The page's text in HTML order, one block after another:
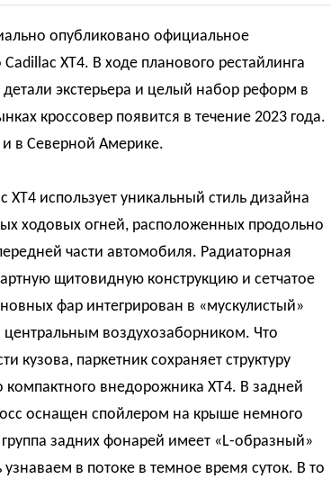
опубликовано официальное
XT4. В ходе планового рестайлинга
экстерьера и целый набор реформ в
кроссовер появится в течение 2023 года.
в Северной Америке.
использует уникальный стиль дизайна
ходовых огней, расположенных продольно
части автомобиля. Радиаторная
щитовидную конструкцию и сетчатое
фар интегрирован в «мускулистый»
воздухозаборником. Что
кузова, паркетник сохраняет структуру
компактного внедорожника XT4. В задней
оснащен спойлером на крыше немного
задних фонарей имеет «L-образный»
в потоке в темное время суток. В то